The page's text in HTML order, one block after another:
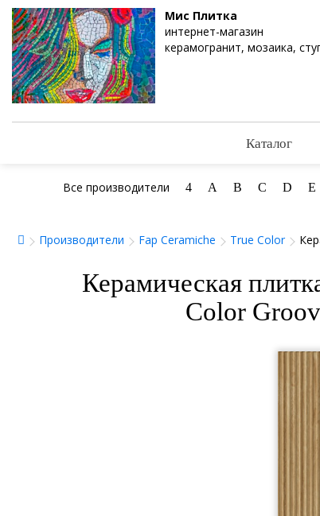
Мис Плитка
интернет-магазин
керамогранит, мозаика,
Каталог
Все производители 4 A B C D E
Производители Fap Ceramiche True Color
Керамическая
Color